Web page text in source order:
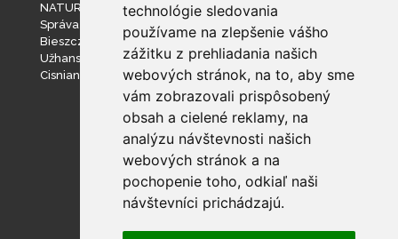
technológie sledovania
používame na zlepšenie vášho
zážitku z prehliadania našich
webových stránok, na to, aby sme
vám zobrazovali prispôsobený
obsah a cielené reklamy, na
analýzu návštevnosti našich
webových stránok a na
pochopenie toho, odkiaľ naši
návštevníci prichádzajú.
NATURA 2000
Správa slovenských jaskýň
Bieszczadzki Park Narodowy
Užhanský národný prírodný park
Cisniansko-Wetlinský park krajobrazowy